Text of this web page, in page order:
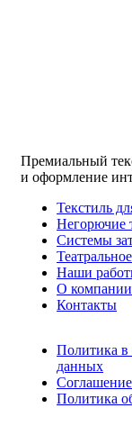
Премиальный
и оформление
Текстиль
Негорючие
Системы
Наши
О компании
Контакты
Политика в
данных
Политика